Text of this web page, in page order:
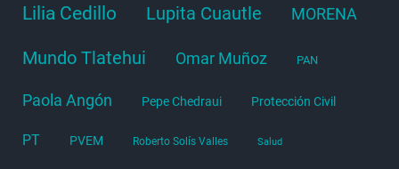
Lilia Cedillo Lupita Cuautle MORENA
Mundo Tlatehui Omar Muñoz PAN
Paola Angón Pepe Chedraui Protección Civil
PT PVEM Roberto Solís Valles Salud